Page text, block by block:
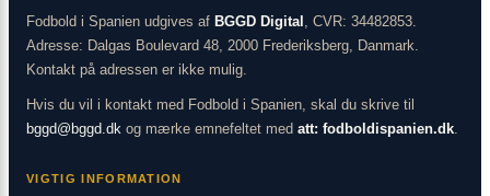
Fodbold i Spanien udgives af BGGD Digital , CVR: 34482853.
Adresse: Dalgas Boulevard 48, 2000 Frederiksberg, Danmark.
Kontakt på adressen er ikke mulig.
Hvis du vil i kontakt med Fodbold i Spanien, skal du skrive til
bggd@bggd.dk og mærke emnefeltet med att: fodboldispanien.dk.
VIGTIG INFORMATION